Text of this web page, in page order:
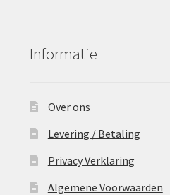
Informatie
Over ons
Levering / Betaling
Privacy Verklaring
Algemene Voorwaarden